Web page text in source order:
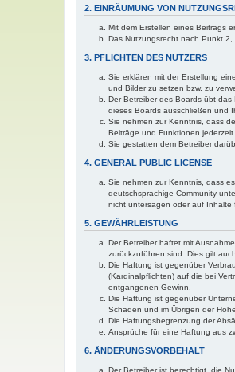
2. EINRÄUMUNG VON
Mit dem Erstellen eines Beitrags
Das Nutzungsrecht nach Punkt
3. PFLICHTEN DES NUTZERS
Sie erklären mit der Erstellung
und Bilder zu setzen bzw. zu
Der Betreiber des Boards übt
dieses Boards ausschließen und
Sie nehmen zur Kenntnis, dass
Beiträge und Funktionen
Sie gestatten dem Betreiber
4. GENERAL PUBLIC LICENSE
Sie nehmen zur Kenntnis, dass
deutschsprachige Community
nicht untersagen oder auf Inhalte
5. GEWÄHRLEISTUNG
Der Betreiber haftet mit
zurückzuführen sind. Dies gilt
Die Haftung ist gegenüber
(Kardinalpflichten) auf die bei
entgangenen Gewinn.
Die Haftung ist gegenüber
Schäden und im Übrigen der
Die Haftungsbegrenzung der
Ansprüche für eine Haftung aus
6. ÄNDERUNGSVORBEHALT
Der Betreiber ist berechtigt, die